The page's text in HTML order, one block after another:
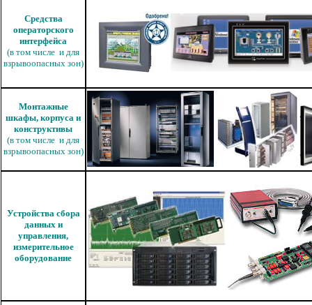
Средства
операторского
интерфейса
(в том числе и для
взрывоопасных зон)
Монтажные
шкафы, корпуса и
конструктивы
(в том числе и для
взрывоопасных зон)
Устройства сбора
данных и
управления,
измерительное
оборудование